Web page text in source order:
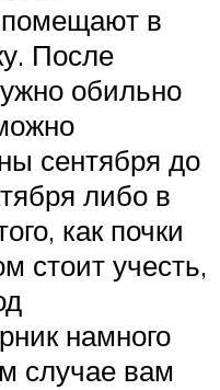
помещают в
После
обильно
сентября до
либо в
как почки
стоит учесть,
намного
случае вам